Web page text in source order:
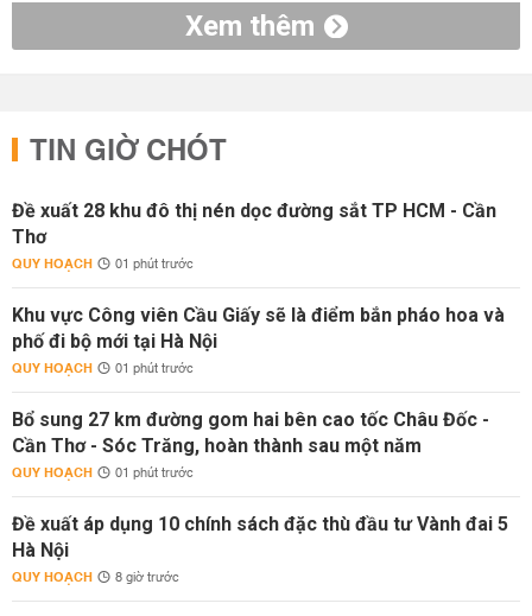
Xem thêm
TIN GIỜ CHÓT
Đề xuất 28 khu đô thị nén dọc đường sắt TP HCM - Cần
Thơ
QUY HOẠCH 01 phút trước
Khu vực Công viên Cầu Giấy sẽ là điểm bắn pháo hoa và
phố đi bộ mới tại Hà Nội
QUY HOẠCH 01 phút trước
Bổ sung 27 km đường gom hai bên cao tốc Châu Đốc -
Cần Thơ - Sóc Trăng, hoàn thành sau một năm
QUY HOẠCH 01 phút trước
Đề xuất áp dụng 10 chính sách đặc thù đầu tư Vành đai 5
Hà Nội
QUY HOẠCH 8 giờ trước